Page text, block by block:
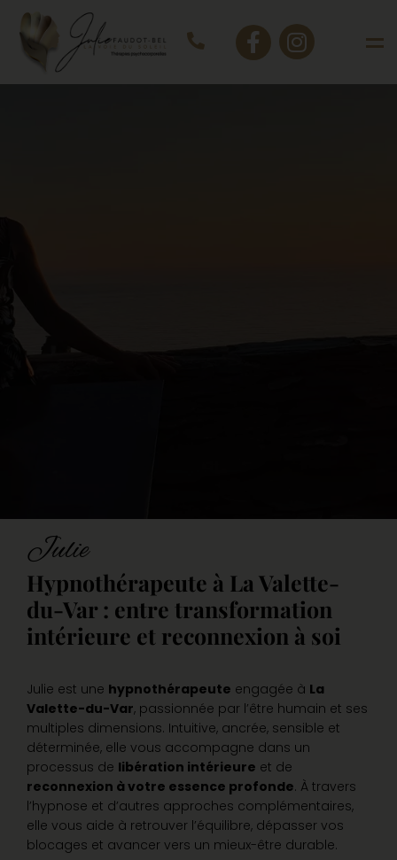
Julie
Hypnothérapeute à La Valette-
du-Var : entre transformation
intérieure et reconnexion à soi
Julie est une hypnothérapeute engagée à La
Valette-du-Var, passionnée par l’être humain et ses
multiples dimensions. Intuitive, ancrée, sensible et
déterminée, elle vous accompagne dans un
processus de libération intérieure et de
reconnexion à votre essence profonde. À travers
l’hypnose et d’autres approches complémentaires,
elle vous aide à retrouver l’équilibre, dépasser vos
blocages et avancer vers un mieux-être durable.